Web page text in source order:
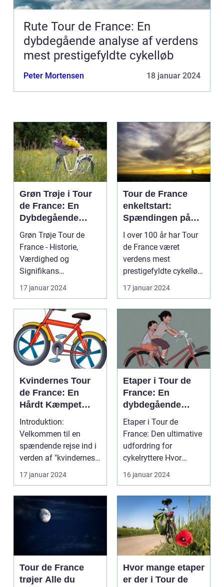
Rute Tour de France: En
dybdegående analyse af verdens
mest prestigefyldte cykelløb
Peter Mortensen 18 januar 2024
Grøn Trøje i Tour
de France: En
Dybdegående
Gennemgang
Grøn Trøje Tour de
France - Historie,
Værdighed og
Signifikans
Introduktion til Grøn
Trøje Tour de...
17 januar 2024
Tour de France
enkeltstart:
Spændingen på
den ensomme vej
I over 100 år har Tour
de France været
verdens mest
prestigefyldte cykelløb,
og en af de mest
særlig...
17 januar 2024
Kvindernes Tour
de France: En
Hårdt Kæmpet
Kamp for
Ligestilling på
Cykelscenen
Introduktion:
Velkommen til en
spændende rejse ind i
verden af "kvindernes
Tour de France". Dette
er...
17 januar 2024
Etaper i Tour de
France: En
dybdegående
analyse af
historien og
betydningen af
etaper i det mest
prestigefyldte
cykelløb
Etaper i Tour de
France: Den ultimative
udfordring for
cykelryttere Hvor
mange kilometer skal
man c...
16 januar 2024
Tour de France
trøjer Alle du
Hvor mange etaper
er der i Tour de